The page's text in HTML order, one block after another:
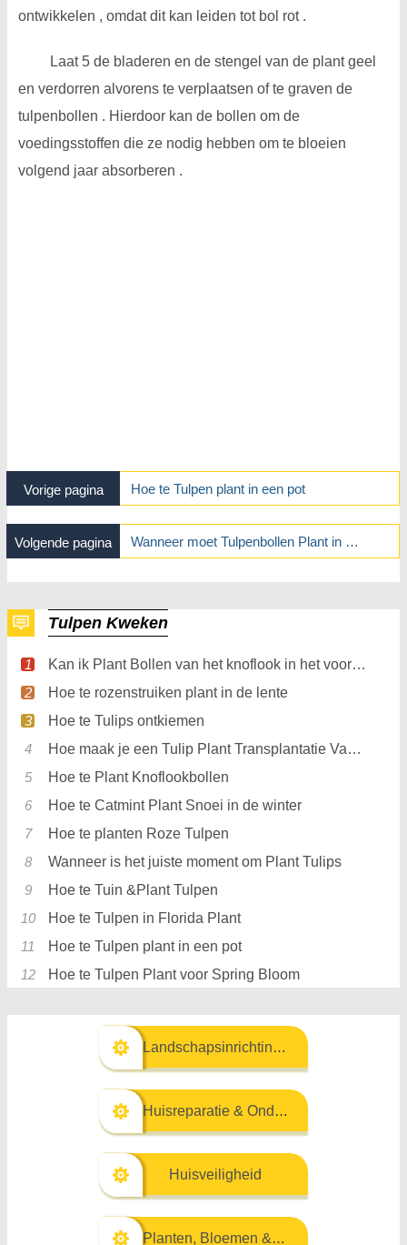
ontwikkelen , omdat dit kan leiden tot bol rot .
Laat 5 de bladeren en de stengel van de plant geel
en verdorren alvorens te verplaatsen of te graven de
tulpenbollen . Hierdoor kan de bollen om de
voedingsstoffen die ze nodig hebben om te bloeien
volgend jaar absorberen .
Vorige pagina Hoe te Tulpen plant in een pot
Volgende pagina Wanneer moet Tulpenbollen Plant in Zuid-Californië
Tulpen Kweken
Kan ik Plant Bollen van het knoflook in het voorjaar
Hoe te rozenstruiken plant in de lente
Hoe te Tulips ontkiemen
Hoe maak je een Tulip Plant Transplantatie Van Pot
Hoe te Plant Knoflookbollen
Hoe te Catmint Plant Snoei in de winter
Hoe te planten Roze Tulpen
Wanneer is het juiste moment om Plant Tulips
Hoe te Tuin &Plant Tulpen
Hoe te Tulpen in Florida Plant
Hoe te Tulpen plant in een pot
Hoe te Tulpen Plant voor Spring Bloom
Landschapsinrichting & Buitenbouw
Huisreparatie & Onderhoud
Huisveiligheid
Planten, Bloemen & Kruiden